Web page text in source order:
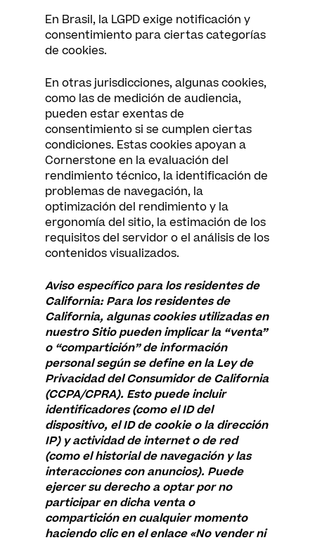
En Brasil, la LGPD exige notificación y
consentimiento para ciertas categorías
de cookies.
En otras jurisdicciones, algunas cookies,
como las de medición de audiencia,
pueden estar exentas de
consentimiento si se cumplen ciertas
condiciones. Estas cookies apoyan a
Cornerstone en la evaluación del
rendimiento técnico, la identificación de
problemas de navegación, la
optimización del rendimiento y la
ergonomía del sitio, la estimación de los
requisitos del servidor o el análisis de los
contenidos visualizados.
Aviso específico para los residentes de
California: Para los residentes de
California, algunas cookies utilizadas en
nuestro Sitio pueden implicar la “venta”
o “compartición” de información
personal según se define en la Ley de
Privacidad del Consumidor de California
(CCPA/CPRA). Esto puede incluir
identificadores (como el ID del
dispositivo, el ID de cookie o la dirección
IP) y actividad de internet o de red
(como el historial de navegación y las
interacciones con anuncios). Puede
ejercer su derecho a optar por no
participar en dicha venta o
compartición en cualquier momento
haciendo clic en el enlace «No vender ni